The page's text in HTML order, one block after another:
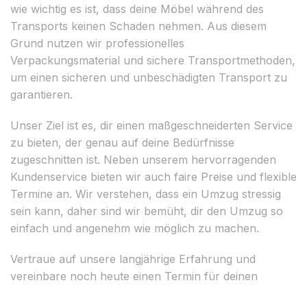
wie wichtig es ist, dass deine Möbel während des
Transports keinen Schaden nehmen. Aus diesem
Grund nutzen wir professionelles
Verpackungsmaterial und sichere Transportmethoden,
um einen sicheren und unbeschädigten Transport zu
garantieren.
Unser Ziel ist es, dir einen maßgeschneiderten Service
zu bieten, der genau auf deine Bedürfnisse
zugeschnitten ist. Neben unserem hervorragenden
Kundenservice bieten wir auch faire Preise und flexible
Termine an. Wir verstehen, dass ein Umzug stressig
sein kann, daher sind wir bemüht, dir den Umzug so
einfach und angenehm wie möglich zu machen.
Vertraue auf unsere langjährige Erfahrung und
vereinbare noch heute einen Termin für deinen